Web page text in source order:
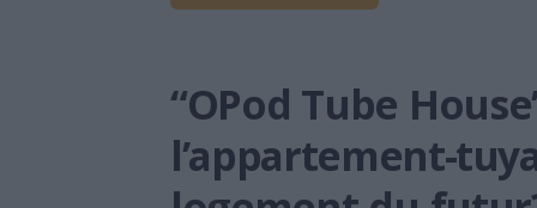
“OPod Tube
l’appartement-